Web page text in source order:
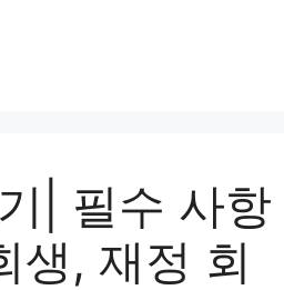
| 필수 사항
생, 재정 회